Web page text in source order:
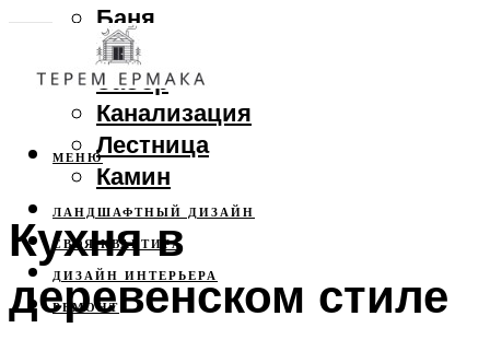
Баня
Веранда
Забор
Канализация
Лестница
Камин
ЛАНДШАФТНЫЙ ДИЗАЙН
СВОЯ КВАРТИРА
ДИЗАЙН ИНТЕРЬЕРА
РЕМОНТ
МЕНЮ
Кухня в
деревенском стиле